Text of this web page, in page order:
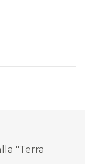
"Terra